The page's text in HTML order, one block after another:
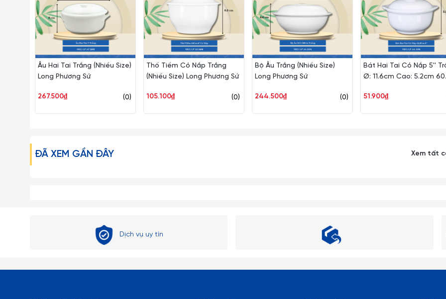
Âu Hai Tai Trắng (Nhiều Size)
Long Phương Sứ
(0)
267.500₫
Thố Tiềm Có Nắp Trắng
(Nhiều Size) Long Phương Sứ
(0)
105.100₫
Bộ Âu Trắng (Nhiều Size)
Long Phương Sứ
(0)
244.500₫
Bát Hai Tai Có Nắp 5''
Ø: 11.6cm Cao: 5.2cm 60
Phương Sứ LP AA 1104
51.900₫
ĐÃ XEM GẦN ĐÂY Xem tất
Dịch vụ uy tín